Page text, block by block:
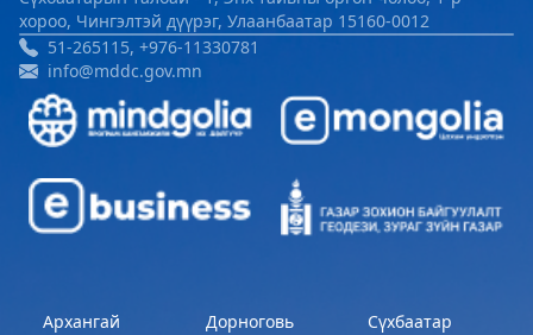
хороо, Чингэлтэй дүүрэг, Улаанбаатар 15160-0012
51-265115, +976-11330781
info@mddc.gov.mn
Архангай
Дорноговь
Сүхбаатар